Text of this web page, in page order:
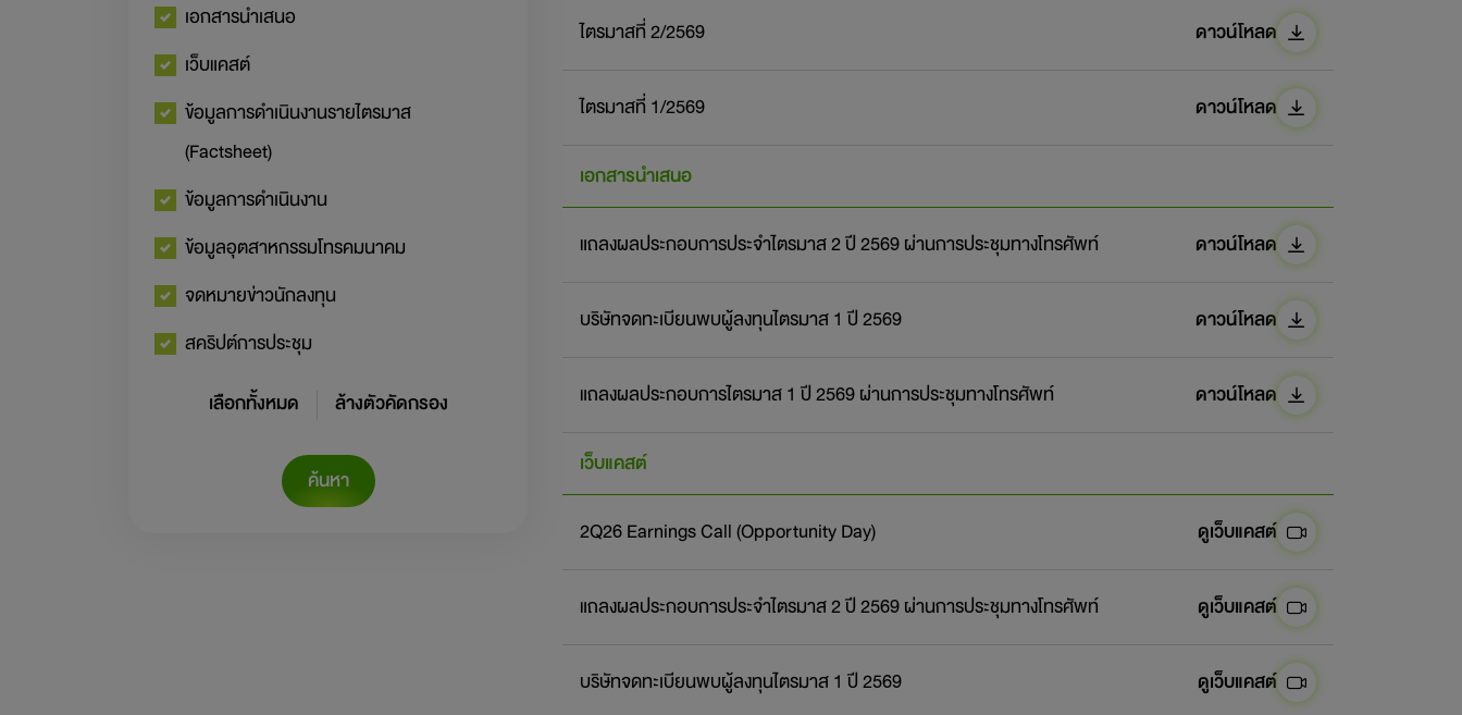
เอกสารนำเสนอ
เว็บแคสต์
ข้อมูลการดำเนินงานรายไตรมาส
(Factsheet)
ข้อมูลการดำเนินงาน
ข้อมูลอุตสาหกรรมโทรคมนาคม
จดหมายข่าวนักลงทุน
สคริปต์การประชุม
เลือกทั้งหมด
ล้างตัวคัดกรอง
ค้นหา
ไตรมาสที่ 2/2569 ดาวน์โหลด
ไตรมาสที่ 1/2569 ดาวน์โหลด
เอกสารนำเสนอ
แถลงผลประกอบการประจำไตรมาส 2 ปี 2569 ผ่านการประชุมทางโทรศัพท์ ดาวน์โหลด
บริษัทจดทะเบียนพบผู้ลงทุนไตรมาส 1 ปี 2569 ดาวน์โหลด
แถลงผลประกอบการไตรมาส 1 ปี 2569 ผ่านการประชุมทางโทรศัพท์ ดาวน์โหลด
เว็บแคสต์
2Q26 Earnings Call (Opportunity Day) ดูเว็บแคสต์
แถลงผลประกอบการประจำไตรมาส 2 ปี 2569 ผ่านการประชุมทางโทรศัพท์ ดูเว็บแคสต์
บริษัทจดทะเบียนพบผู้ลงทุนไตรมาส 1 ปี 2569 ดูเว็บแคสต์